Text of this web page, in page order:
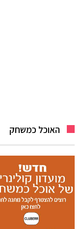
האוכל כמשחק